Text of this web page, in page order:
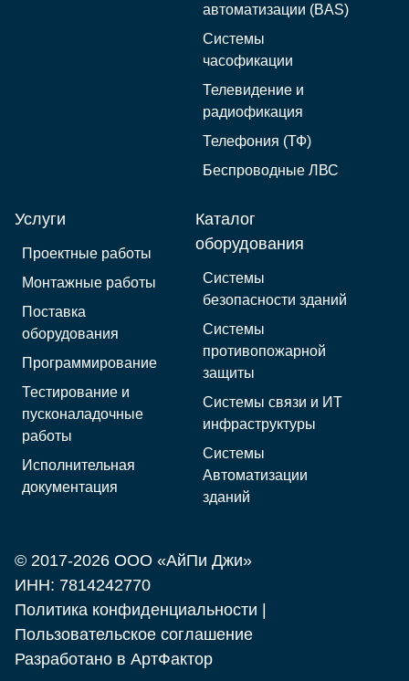
автоматизации (BAS)
Системы
часофикации
Телевидение и
радиофикация
Телефония (ТФ)
Беспроводные ЛВС
Услуги
Проектные работы
Монтажные работы
Поставка
оборудования
Программирование
Тестирование и
пусконаладочные
работы
Исполнительная
документация
Каталог
оборудования
Системы
безопасности зданий
Системы
противопожарной
защиты
Системы связи и ИТ
инфраструктуры
Системы
Автоматизации
зданий
© 2017-2026 ООО «АйПи Джи»
ИНН: 7814242770
Политика конфиденциальности
Пользовательское соглашение
Разработано в АртФактор